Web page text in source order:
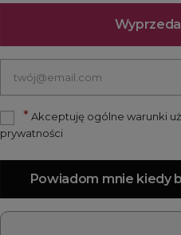
* Akceptuję ogólne warunki
prywatności
Powiadom mnie kiedy